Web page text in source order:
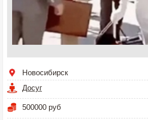
Новосибирск
Досуг
500000 руб